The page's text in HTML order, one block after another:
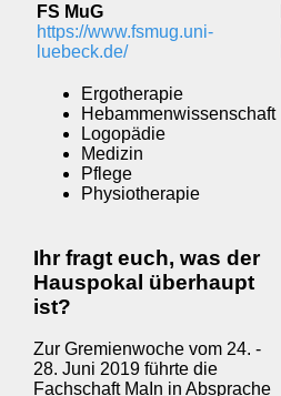
FS MuG
https://www.fsmug.uni-
luebeck.de/
Ergotherapie
Hebammenwissenschaft
Logopädie
Medizin
Pflege
Physiotherapie
Ihr fragt euch, was der
Hauspokal überhaupt
ist?
Zur Gremienwoche vom 24. -
28. Juni 2019 führte die
Fachschaft MaIn in Absprache